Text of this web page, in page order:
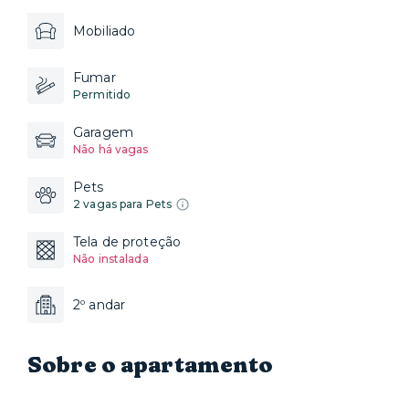
Mobiliado
Fumar
Permitido
Garagem
Não há vagas
Pets
2 vagas para Pets
Tela de proteção
Não instalada
2º andar
Sobre o apartamento